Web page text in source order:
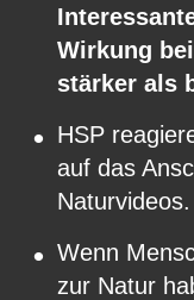
Wirkung
stärker als
• HSP
auf das
Naturvideos.
• Wenn
zur Natur